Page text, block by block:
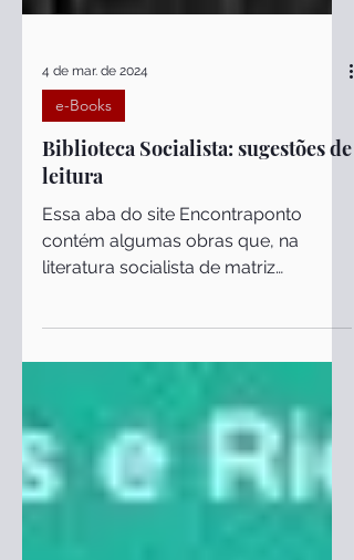
4 de mar. de 2024
e-Books
Biblioteca Socialista: sugestões de
leitura
Essa aba do site Encontraponto
contém algumas obras que, na
marxista, se destacam pela
importância dada à...